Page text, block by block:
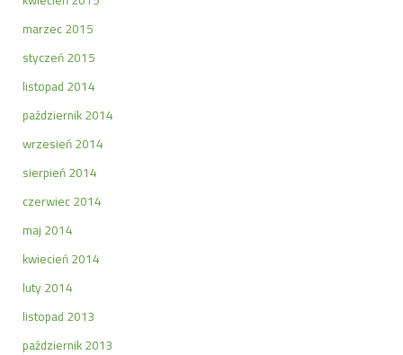
marzec 2015
styczeń 2015
listopad 2014
październik 2014
wrzesień 2014
sierpień 2014
czerwiec 2014
maj 2014
kwiecień 2014
luty 2014
listopad 2013
październik 2013